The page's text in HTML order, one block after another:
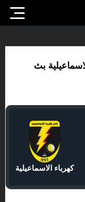
بث
كهرباء الاسماعيلية